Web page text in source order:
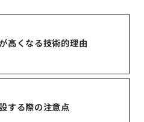
高くなる技術的理由
する際の注意点